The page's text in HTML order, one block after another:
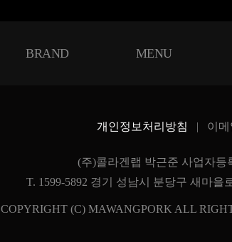
BRAND MENU
이벤트보도자료 단
개인정보처리방침 | 이
(주)콜라겐랩 박근준 사업자등
T. 1599-5892 경기 성남시 분당구 새마을
COPYRIGHT (C) MAWANGPORK ALL